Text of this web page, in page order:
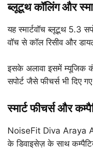
ब्लूटूथ कॉलिंग और
यह स्मार्टवॉच ब्लूटूथ 5.3
वॉच से कॉल रिसीव और
इसके अलावा इसमें म्यूजिक
सपोर्ट जैसे फीचर्स भी दिए
स्मार्ट फीचर्स और
NoiseFit Diva Araya
के डिवाइसेज़ के साथ